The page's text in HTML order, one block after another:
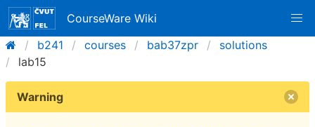
CourseWare Wiki
b241
courses bab37zpr
solutions
lab15
Warning